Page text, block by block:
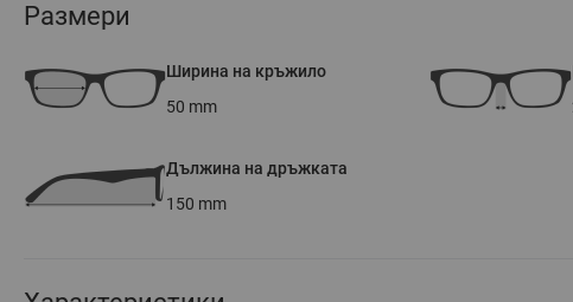
Размери
Ширина на кръжило
50 mm
Дължина на дръжката
150 mm